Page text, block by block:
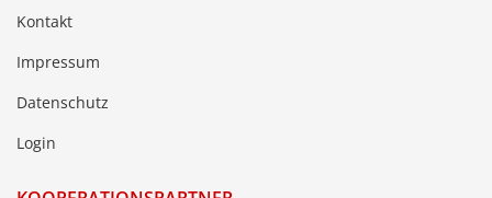
Kontakt
Impressum
Datenschutz
Login